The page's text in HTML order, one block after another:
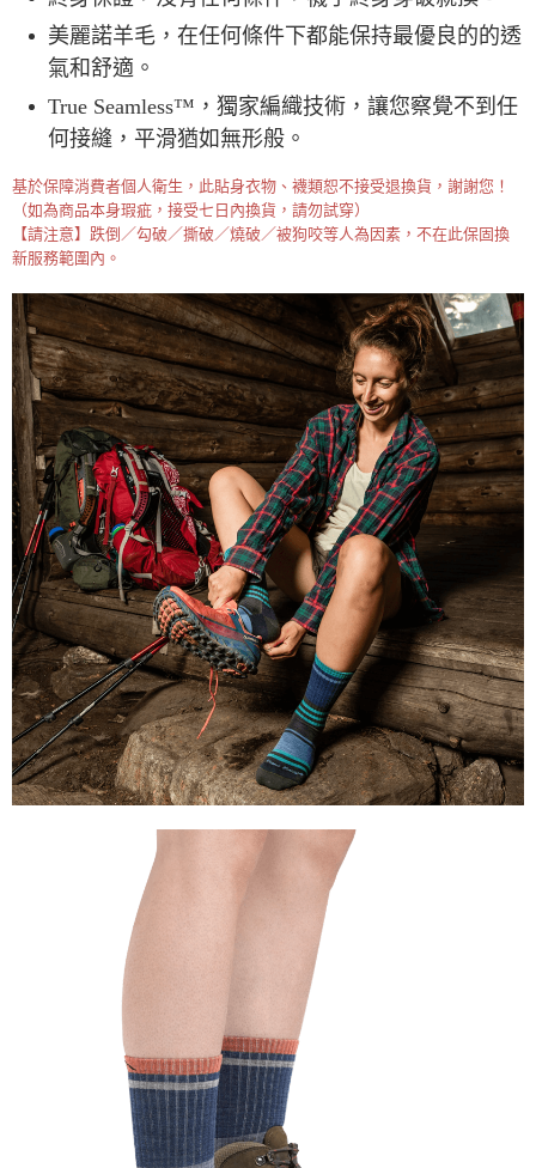
美麗諾羊毛，在任何條件下都能保持最優良的的透
氣和舒適。
True Seamless™，獨家編織技術，讓您察覺不到任
何接縫，平滑猶如無形般。
基於保障消費者個人衛生，此貼身衣物、襪類恕不接受退換貨，謝謝您！
（如為商品本身瑕疵，接受七日內換貨，請勿試穿）
【請注意】跌倒／勾破／撕破／燒破／被狗咬等人為因素，不在此保固換
新服務範圍內。